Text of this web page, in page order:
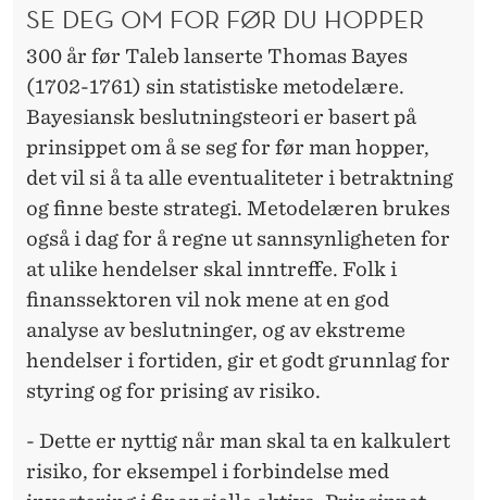
SE DEG OM FOR FØR DU HOPPER
300 år før Taleb lanserte Thomas Bayes
(1702-1761) sin statistiske metodelære.
Bayesiansk beslutningsteori er basert på
prinsippet om å se seg for før man hopper,
det vil si å ta alle eventualiteter i betraktning
og finne beste strategi. Metodelæren brukes
også i dag for å regne ut sannsynligheten for
at ulike hendelser skal inntreffe. Folk i
finanssektoren vil nok mene at en god
analyse av beslutninger, og av ekstreme
hendelser i fortiden, gir et godt grunnlag for
styring og for prising av risiko.
- Dette er nyttig når man skal ta en kalkulert
risiko, for eksempel i forbindelse med